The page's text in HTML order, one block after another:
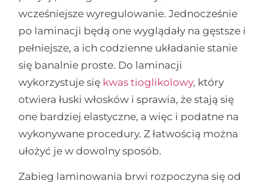
wcześniejsze wyregulowanie. Jednocześnie
po laminacji będą one wyglądały na gęstsze i
pełniejsze, a ich codzienne układanie stanie
się banalnie proste. Do laminacji
wykorzystuje się kwas tioglikolowy, który
otwiera łuski włosków i sprawia, że stają się
one bardziej elastyczne, a więc i podatne na
wykonywane procedury. Z łatwością można
ułożyć je w dowolny sposób.
Zabieg laminowania brwi rozpoczyna się od